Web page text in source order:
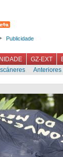
Publicidade
GZ-EXT
Anteriores